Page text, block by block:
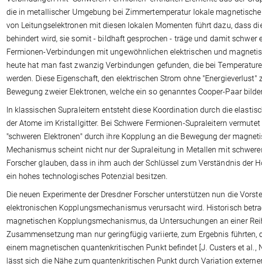
die in metallischer Umgebung bei Zimmertemperatur lokale
von Leitungselektronen mit diesen lokalen Momenten führt dazu, dass
behindert wird, sie somit - bildhaft gesprochen - träge und damit schwer
Fermionen-Verbindungen mit ungewöhnlichen elektrischen und
heute hat man fast zwanzig Verbindungen gefunden, die bei
werden. Diese Eigenschaft, den elektrischen Strom ohne
Bewegung zweier Elektronen, welche ein so genanntes Cooper-Paar
In klassischen Supraleitern entsteht diese Koordination durch die
der Atome im Kristallgitter. Bei Schwere Fermionen-Supraleitern
"schweren Elektronen" durch ihre Kopplung an die Bewegung der
Mechanismus scheint nicht nur der Supraleitung in Metallen mit
Forscher glauben, dass in ihm auch der Schlüssel zum Verständnis der
ein hohes technologisches Potenzial besitzen.
Die neuen Experimente der Dresdner Forscher unterstützen nun die
elektronischen Kopplungsmechanismus verursacht wird. Historisch
magnetischen Kopplungsmechanismus, da Untersuchungen an einer
Zusammensetzung man nur geringfügig variierte, zum Ergebnis führten,
einem magnetischen quantenkritischen Punkt befindet [J. Custers et al.,
lässt sich die Nähe zum quantenkritischen Punkt durch Variation